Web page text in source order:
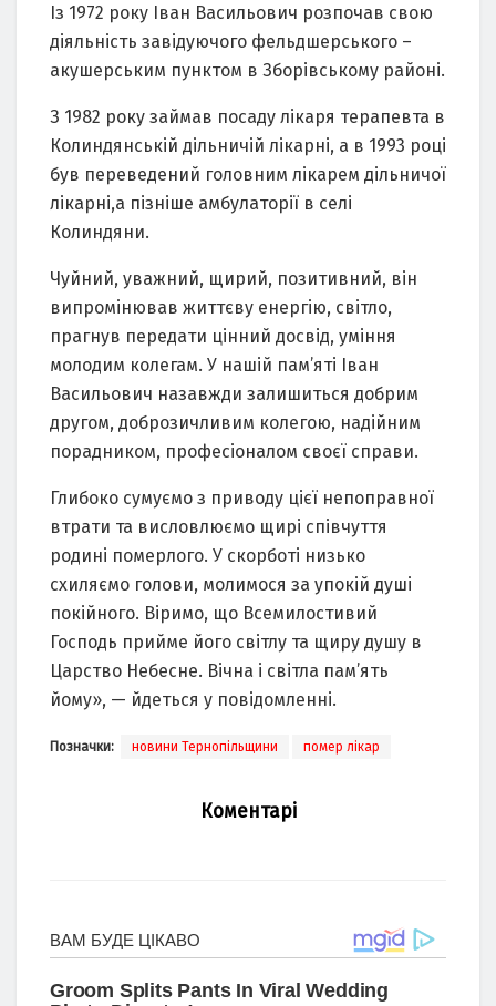
Із 1972 року Іван Васильович розпочав свою
діяльність завідуючого фельдшерського –
акушерським пунктом в Зборівському районі.
З 1982 року займав посаду лікаря терапевта в
Колиндянській дільничій лікарні, а в 1993 році
був переведений головним лікарем дільничої
лікарні,а пізніше амбулаторії в селі
Колиндяни.
Чуйний, уважний, щирий, позитивний, він
випромінював життєву енергію, світло,
прагнув передати цінний досвід, уміння
молодим колегам. У нашій пам’яті Іван
Васильович назавжди залишиться добрим
другом, доброзичливим колегою, надійним
порадником, професіоналом своєї справи.
Глибоко сумуємо з приводу цієї непоправної
втрати та висловлюємо щирі співчуття
родині померлого. У скорботі низько
схиляємо голови, молимося за упокій душі
покійного. Віримо, що Всемилостивий
Господь прийме його світлу та щиру душу в
Царство Небесне. Вічна і світла пам’ять
йому», — йдеться у повідомленні.
Позначки: новини Тернопільщини помер лікар
Коментарі